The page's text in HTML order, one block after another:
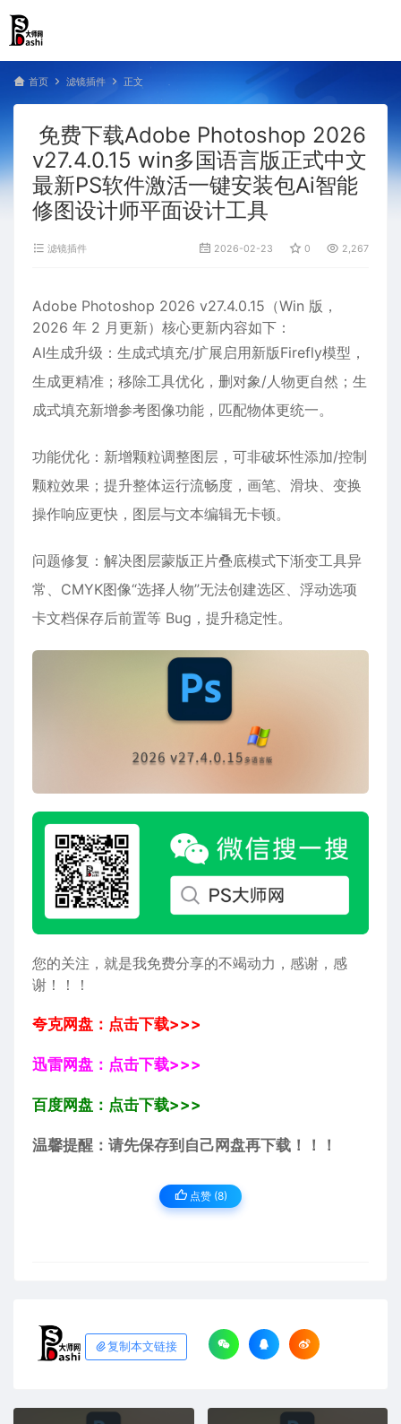
首页 滤镜插件 正文
免费下载Adobe Photoshop 2026
v27.4.0.15 win多国语言版正式中文
最新PS软件激活一键安装包Ai智能
修图设计师平面设计工具
滤镜插件 2026-02-23 0 2,267
Adobe Photoshop 2026 v27.4.0.15（Win 版，
2026 年 2 月更新）核心更新内容如下：
AI生成升级：生成式填充/扩展启用新版Firefly模型，
生成更精准；移除工具优化，删对象/人物更自然；生
成式填充新增参考图像功能，匹配物体更统一。
功能优化：新增颗粒调整图层，可非破坏性添加/控制
颗粒效果；提升整体运行流畅度，画笔、滑块、变换
操作响应更快，图层与文本编辑无卡顿。
问题修复：解决图层蒙版正片叠底模式下渐变工具异
常、CMYK图像“选择人物”无法创建选区、浮动选项
卡文档保存后前置等 Bug，提升稳定性。
您的关注，就是我免费分享的不竭动力，感谢，感
谢！！！
夸克网盘：点击下载>>>
迅雷网盘：点击下载>>>
百度网盘：点击下载>>>
温馨提醒：请先保存到自己网盘再下载！！！
点赞 (8)
复制本文链接